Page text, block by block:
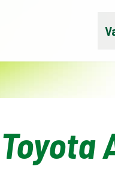
Toyota